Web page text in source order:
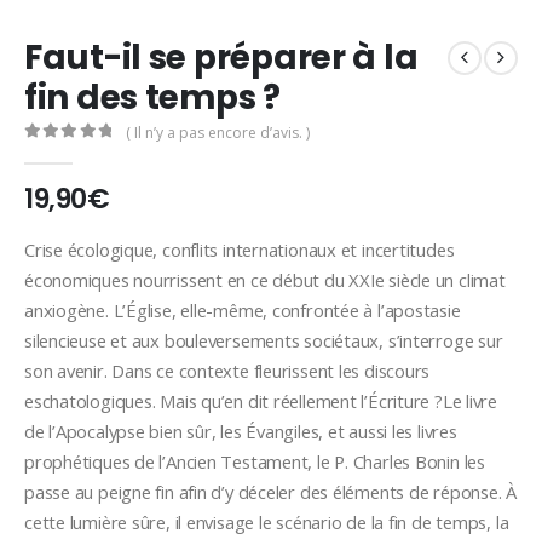
Faut-il se préparer à la
fin des temps ?
( Il n’y a pas encore d’avis. )
19,90€
Crise écologique, conflits internationaux et incertitudes
économiques nourrissent en ce début du XXIe siècle un climat
anxiogène. L’Église, elle-même, confrontée à l’apostasie
silencieuse et aux bouleversements sociétaux, s’interroge sur
son avenir. Dans ce contexte fleurissent les discours
eschatologiques. Mais qu’en dit réellement l’Écriture ?Le livre
de l’Apocalypse bien sûr, les Évangiles, et aussi les livres
prophétiques de l’Ancien Testament, le P. Charles Bonin les
passe au peigne fin afin d’y déceler des éléments de réponse. À
cette lumière sûre, il envisage le scénario de la fin de temps, la